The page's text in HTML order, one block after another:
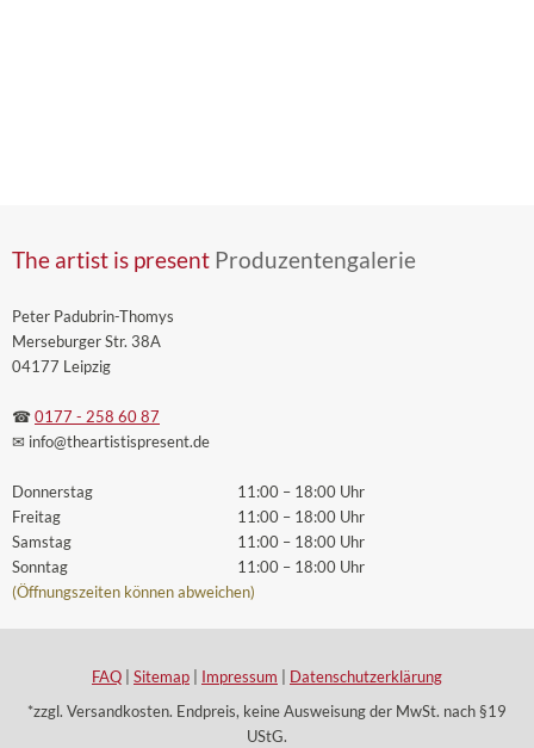
The artist is present Produzentengalerie
Peter Padubrin-Thomys
Merseburger Str. 38A
04177 Leipzig
☎ 0177 - 258 60 87
✉ info@theartistispresent.de
Donnerstag
Freitag
Samstag
Sonntag
11:00 – 18:00 Uhr
11:00 – 18:00 Uhr
11:00 – 18:00 Uhr
11:00 – 18:00 Uhr
(Öffnungszeiten können abweichen)
FAQ Sitemap Impressum
Datenschutzerklärung
*zzgl. Versandkosten. Endpreis, keine Ausweisung der MwSt. nach §19
UStG.